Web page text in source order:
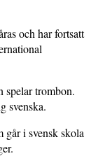
och har fortsatt
spelar trombon.
svenska.
går i svensk skola